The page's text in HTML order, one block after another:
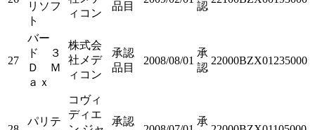
リソフ
ト
ィコン
品目
認
27
バー
ド ３
Ｄ Ｍ
ａｘ
株式会
社メデ
ィコン
承認
品目
2008/08/01
承
認
22000BZX01235000
パリテ
コヴィ
ディエ
承認
承